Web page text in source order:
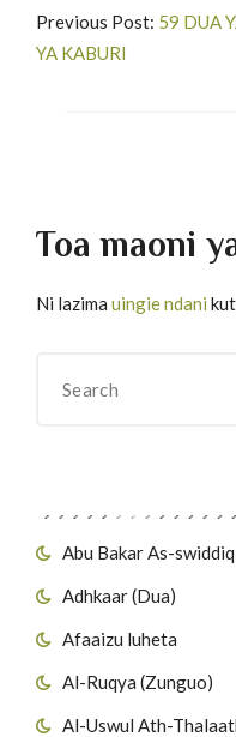
Abu Bakar As-swiddiq
Adhkaar (Dua)
Afaaizu luheta
Al-Ruqya (Zunguo)
Al-Uswul Ath-
Previous Post: 59 DUA
YA KABURI
Toa maoni
Ni lazima uingie ndani